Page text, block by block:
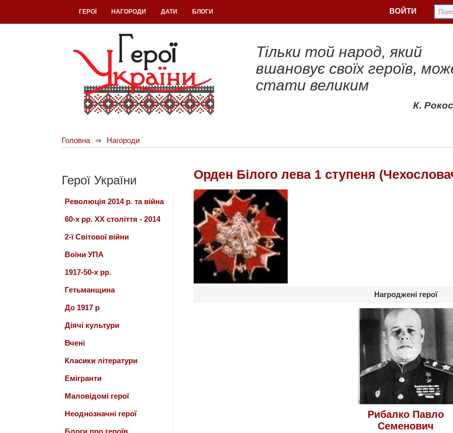
ГЕРОЇ НАГОРОДИ ДАТИ БЛОГИ ВОЙТИ
Тільки той народ, який
вшановує своїх героїв,
стати великим
К.
Головна Нагороди
Орден Білого лева 1 ступеня
Нагроджені герої
Рибалко Павло
Семенович
Герої України
Революція 2014 р. та війна
60-х рр. ХХ століття - 2014
2-ї Світової війни
Воїни УПА
1917-50-х рр.
Гетьманщина
До 1917 р
Діячі культури
Вчені
Класики літератури
Емігранти
Маловідомі герої
Неоднозначні герої
Блоги про героїв